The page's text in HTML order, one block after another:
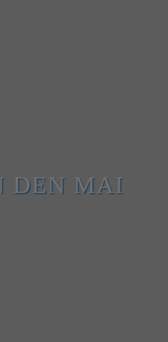
DEN MAI